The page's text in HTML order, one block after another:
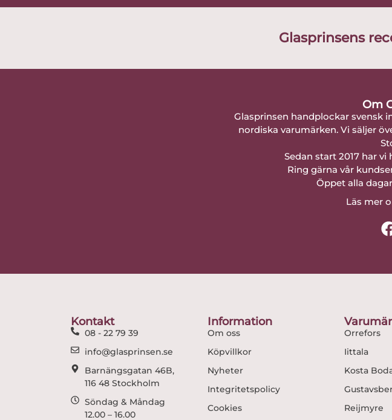
Glasprinsens
Om
Glasprinsen handplockar svensk
nordiska varumärken. Vi säljer
Sedan start 2017 har
Ring gärna vår
Öppet alla
Läs mer
Kontakt
08 - 22 79 39
info@glasprinsen.se
Barnängsgatan 46B,
116 48 Stockholm
Söndag & Måndag
12.00 – 16.00
Information
Om oss
Köpvillkor
Nyheter
Integritetspolicy
Cookies
Orrefors
Iittala
Kosta
Reijmyre